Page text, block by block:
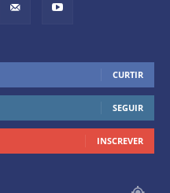
CURTIR
SEGUIR
INSCREVER